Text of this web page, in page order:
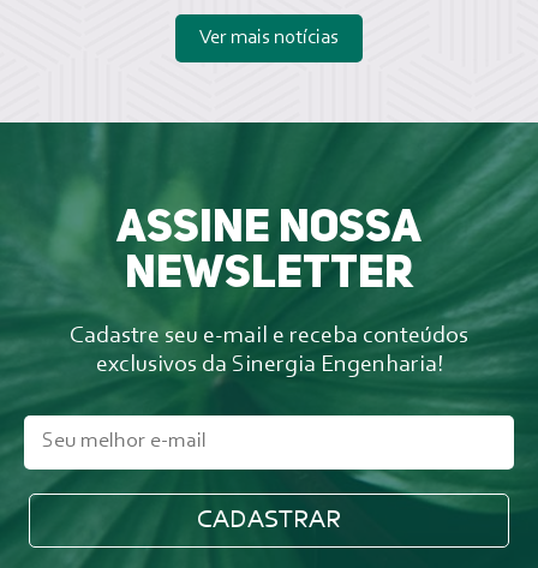
Ver mais notícias
Assine nossa
newsletter
Cadastre seu e-mail e receba conteúdos
exclusivos da Sinergia Engenharia!